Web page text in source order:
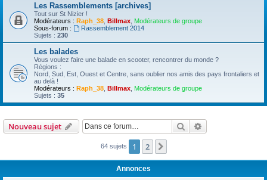
e
Les Rassemblements [archives]
Tout sur St Nizier !
Modérateurs : Raph_38 Billmax Modérateurs de groupe
Sous-forum :
Rassemblement 2014
Sujets : 230
Les balades
Vous voulez faire une balade en scooter, rencontrer du monde ?
Régions :
Nord, Sud, Est, Ouest et Centre, sans oublier nos amis des pays frontaliers et
au delà !
Modérateurs : Raph_38 Billmax Modérateurs de groupe
Sujets : 35
Nouveau sujet Rechercher
64 sujets 1 2
Annonces